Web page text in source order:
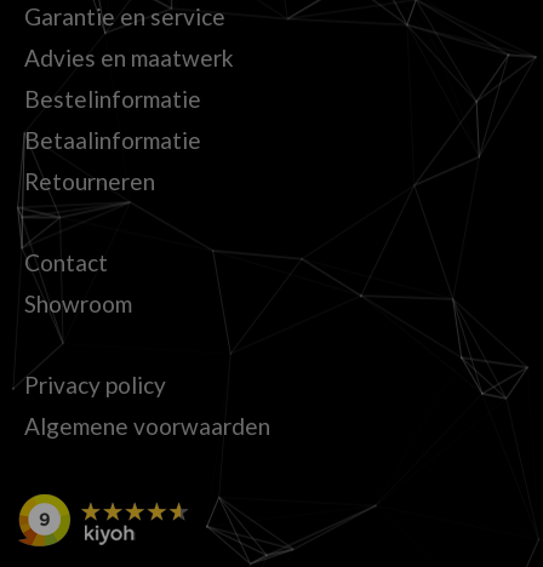
Garantie en service
Advies en maatwerk
Bestelinformatie
Betaalinformatie
Retourneren
Contact
Showroom
Privacy policy
Algemene voorwaarden